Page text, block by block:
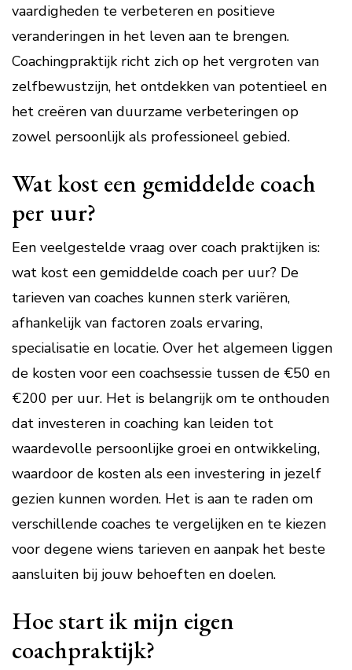
vaardigheden te verbeteren en positieve
veranderingen in het leven aan te brengen.
Coachingpraktijk richt zich op het vergroten van
zelfbewustzijn, het ontdekken van potentieel en
het creëren van duurzame verbeteringen op
zowel persoonlijk als professioneel gebied.
Wat kost een gemiddelde coach
per uur?
Een veelgestelde vraag over coach praktijken is:
wat kost een gemiddelde coach per uur? De
tarieven van coaches kunnen sterk variëren,
afhankelijk van factoren zoals ervaring,
specialisatie en locatie. Over het algemeen liggen
de kosten voor een coachsessie tussen de €50 en
€200 per uur. Het is belangrijk om te onthouden
dat investeren in coaching kan leiden tot
waardevolle persoonlijke groei en ontwikkeling,
waardoor de kosten als een investering in jezelf
gezien kunnen worden. Het is aan te raden om
verschillende coaches te vergelijken en te kiezen
voor degene wiens tarieven en aanpak het beste
aansluiten bij jouw behoeften en doelen.
Hoe start ik mijn eigen
coachpraktijk?